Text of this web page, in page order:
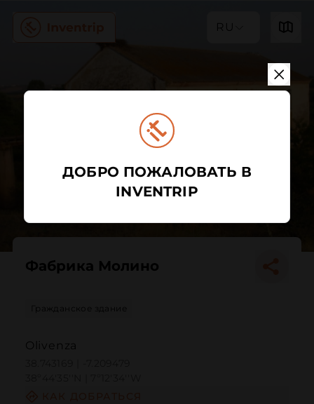
RU
Фабрика Молино
Гражданское здание
Olivenza
ДОБРО ПОЖАЛОВАТЬ В
INVENTRIP